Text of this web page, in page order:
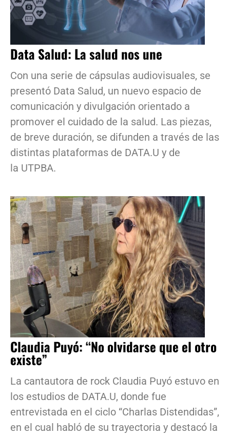
Data Salud: La salud nos une
Con una serie de cápsulas audiovisuales, se
presentó Data Salud, un nuevo espacio de
comunicación y divulgación orientado a
promover el cuidado de la salud. Las piezas,
de breve duración, se difunden a través de las
distintas plataformas de DATA.U y de
la UTPBA.
Claudia Puyó: “No olvidarse que el otro
existe”
La cantautora de rock Claudia Puyó estuvo en
los estudios de DATA.U, donde fue
entrevistada en el ciclo “Charlas Distendidas”,
en el cual habló de su trayectoria y destacó la